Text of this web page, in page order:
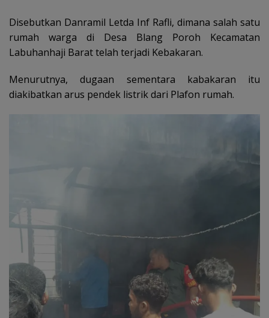
Disebutkan Danramil Letda Inf Rafli, dimana salah satu
rumah warga di Desa Blang Poroh Kecamatan
Labuhanhaji Barat telah terjadi Kebakaran.
Menurutnya, dugaan sementara kabakaran itu
diakibatkan arus pendek listrik dari Plafon rumah.